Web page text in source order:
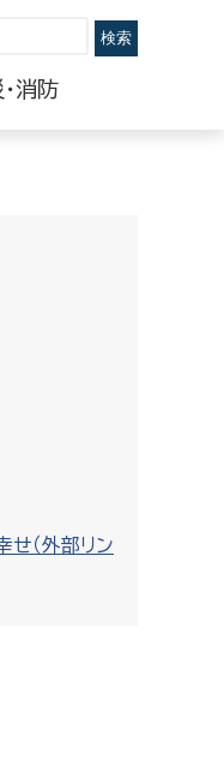
消防
（外部リン